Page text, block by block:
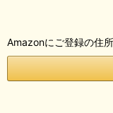
Amazonにご登録の住